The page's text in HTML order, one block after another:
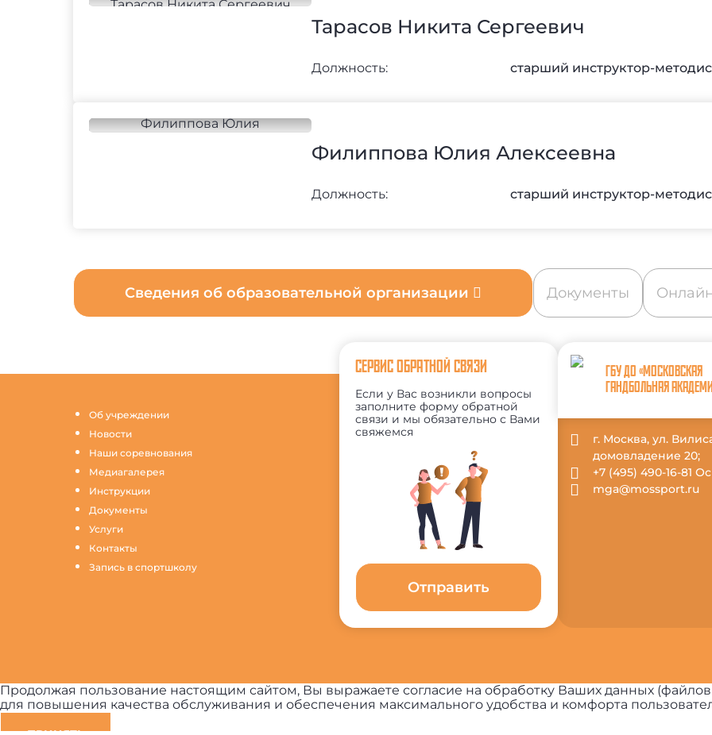
Тарасов Никита Сергеевич
Должность: старший инструктор-
Филиппова Юлия Алексеевна
Должность: старший инструктор-
Сведения об образовательной организации Документы
Об учреждении
Новости
Наши соревнования
Медиагалерея
Инструкции
Документы
Услуги
Контакты
Запись в спортшколу
СЕРВИС ОБРАТНОЙ СВЯЗИ
Если у Вас возникли вопросы
заполните форму обратной
связи и мы обязательно с Вами
свяжемся
Отправить
ГБУ ДО «МОСКОВСКАЯ
ГАНДБОЛЬНАЯ
г. Москва, ул.
домовладение 20;
+7 (495) 490-16-81
mga@mossport.ru
Продолжая пользование настоящим сайтом, Вы выражаете согласие на обработку Ваших данных
для повышения качества обслуживания и обеспечения максимального удобства и комфорта